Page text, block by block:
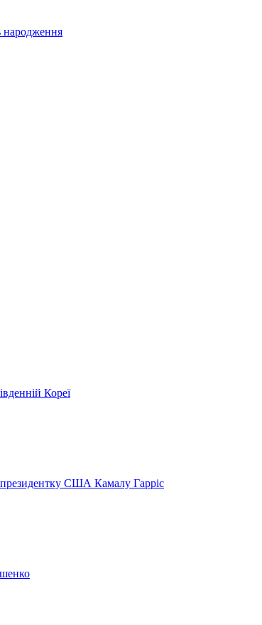
народження
Кореї
США Камалу Гарріс